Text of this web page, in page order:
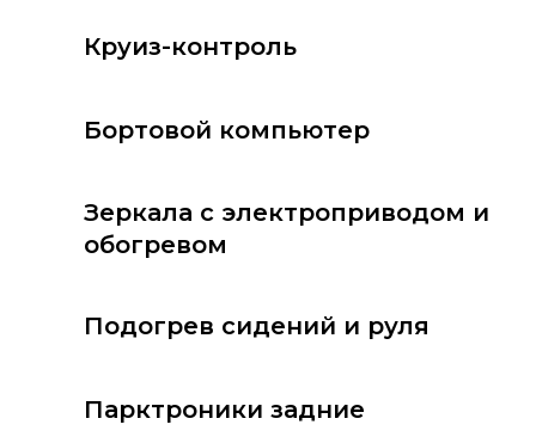
Круиз-контроль
Бортовой компьютер
Зеркала с электроприводом и
обогревом
Подогрев сидений и руля
Парктроники задние
мы размещаем: